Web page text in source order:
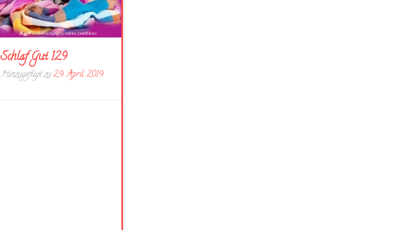
Schlaf Gut 129
Hinzugefügt zu29. April 2019